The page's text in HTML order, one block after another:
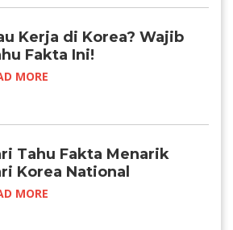
Kerja di Korea? Wajib
Fakta Ini!
MORE
Tahu Fakta Menarik
Korea National
Day
MORE